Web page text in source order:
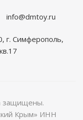
info@dmtoy.ru
г. Симферополь,
защищены.
Крым» ИНН